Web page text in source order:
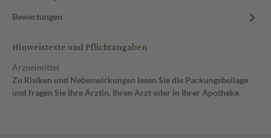
Bewertungen
Hinweistexte und Pflichtangaben
Arzneimittel
Zu Risiken und Nebenwirkungen lesen Sie die Packungsbeilage
und fragen Sie Ihre Ärztin, Ihren Arzt oder in Ihrer Apotheke.